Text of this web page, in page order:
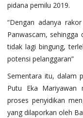
pidana pemilu 2019.
“Dengan adanya
Panwascam, sehingga
tidak lagi bingung,
potensi pelanggaran”
Sementara itu, dalam
Putu Eka Mariyawan
proses penyidikan
yang dilaporkan oleh